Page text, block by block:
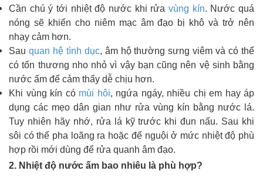
Cần chú ý tới nhiệt độ nước khi rửa vùng kín. Nước quá
nóng sẽ khiến cho niêm mạc âm đạo bị khô và trở nên
nhạy cảm hơn.
Sau quan hệ tình dục, âm hộ thường sưng viêm và có thể
có tổn thương nho nhỏ vì vậy bạn cũng nên vệ sinh bằng
nước ấm để cảm thấy dễ chịu hơn.
Khi vùng kín có mùi hôi, ngứa ngáy, nhiều chị em hay áp
dụng các mẹo dân gian như rửa vùng kín bằng nước lá.
Tuy nhiên hãy nhớ, rửa lá kỹ trước khi đun nấu. Sau khi
sôi có thể pha loãng ra hoặc để nguội ở mức nhiệt độ phù
hợp rồi mới dùng để rửa quanh âm đạo.
2. Nhiệt độ nước ấm bao nhiêu là phù hợp?